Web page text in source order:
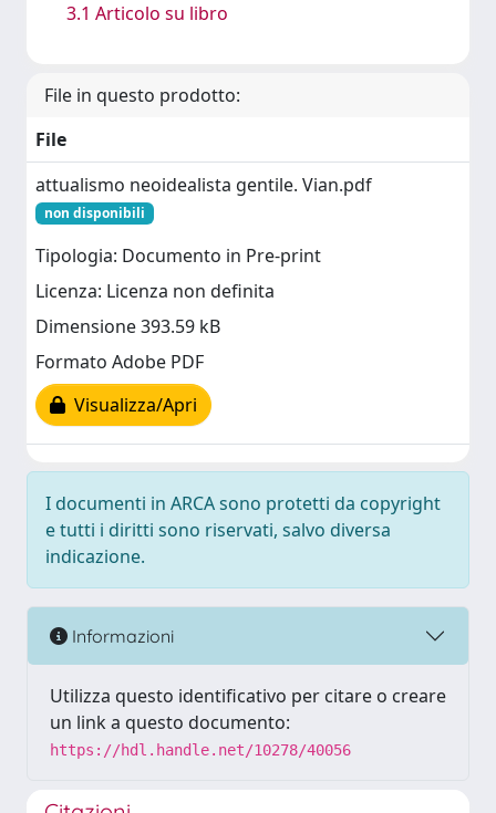
3.1 Articolo su libro
File in questo prodotto:
File
attualismo neoidealista gentile. Vian.pdf
non disponibili
Tipologia: Documento in Pre-print
Licenza: Licenza non definita
Dimensione 393.59 kB
Formato Adobe PDF
Visualizza/Apri
I documenti in ARCA sono protetti da copyright
e tutti i diritti sono riservati, salvo diversa
indicazione.
Informazioni
Utilizza questo identificativo per citare o creare
un link a questo documento:
https://hdl.handle.net/10278/40056